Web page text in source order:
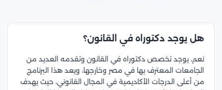
هل يوجد دكتوراه في القانون؟
نعم، يوجد تخصص دكتوراه في القانون وتقدمه العديد من
الجامعات المعترف بها في مصر وخارجها، ويعد هذا البرنامج
من أعلى الدرجات الأكاديمية في المجال القانوني، حيث يهدف